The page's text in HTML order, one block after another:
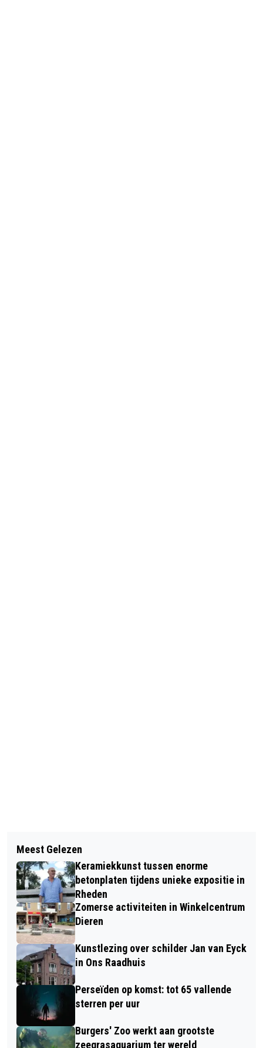
SPEELOTHEEK VELP WEER OPEN
DAG VAN DE STILTE
Meest Gelezen
Keramiekkunst tussen enorme
betonplaten tijdens unieke expositie in
Rheden
Zomerse activiteiten in Winkelcentrum
Dieren
Kunstlezing over schilder Jan van Eyck
in Ons Raadhuis
Perseïden op komst: tot 65 vallende
sterren per uur
Burgers' Zoo werkt aan grootste
zeegrasaquarium ter wereld